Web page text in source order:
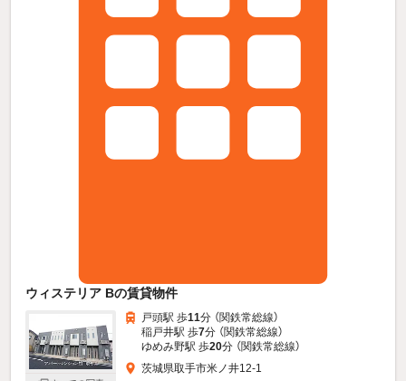
ウィステリア Bの賃貸物件
戸頭駅 歩11分 （関鉄常総線）
稲戸井駅 歩7分 （関鉄常総線）
ゆめみ野駅 歩20分 （関鉄常総線）
茨城県取手市米ノ井12-1